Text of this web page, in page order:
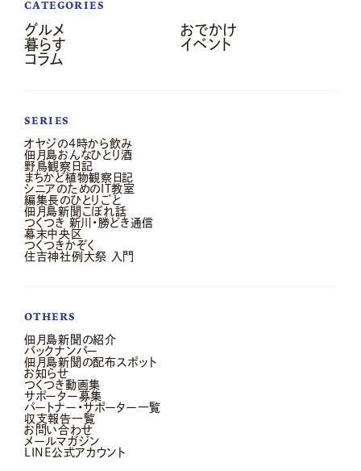
CATEGORIES
グルメ
おでかけ
暮らす
イベント
コラム
SERIES
オヤジの4時から飲み
佃月島おんなひとり酒
野鳥観察日記
まちかど植物観察日記
シニアのためのIT教室
編集長のひとりごと
佃月島新聞こぼれ話
つくつき 新川・勝どき通信
幕末中央区
つくつきかぞく
住吉神社例大祭 入門
OTHERS
佃月島新聞の紹介
バックナンバー
佃月島新聞の配布スポット
お知らせ
つくつき動画集
サポーター募集
パートナー・サポーター一覧
収支報告一覧
お問い合わせ
メールマガジン
LINE公式アカウント